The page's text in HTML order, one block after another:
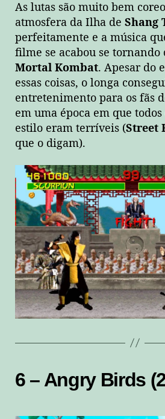
As lutas são muito bem
atmosfera da Ilha de Shang
perfeitamente e a música
filme se acabou se tornando
Mortal Kombat. Apesar do
essas coisas, o longa
entretenimento para os fãs
em uma época em que
estilo eram terríveis (Street
que o digam).
6 – Angry Birds